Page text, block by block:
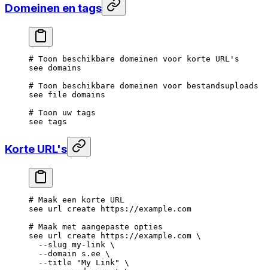
Domeinen en tags
# Toon beschikbare domeinen voor korte URL's
see domains
# Toon beschikbare domeinen voor bestandsuploads
see file domains
# Toon uw tags
see tags
Korte URL's
# Maak een korte URL
see url create https://example.com
# Maak met aangepaste opties
see url create https://example.com \
  --slug
my-link \
  --domain
s.ee \
  --title
"My Link"
\